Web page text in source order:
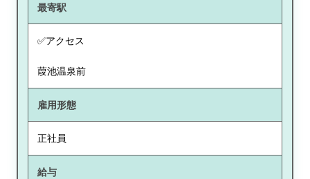
最寄駅
✅アクセス
葭池温泉前
雇用形態
正社員
給与